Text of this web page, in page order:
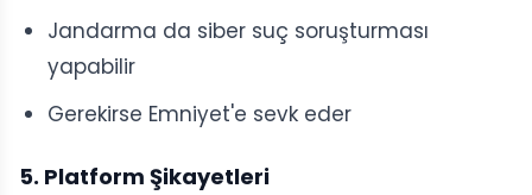
Jandarma da siber suç soruşturması
yapabilir
Gerekirse Emniyet'e sevk eder
5. Platform Şikayetleri